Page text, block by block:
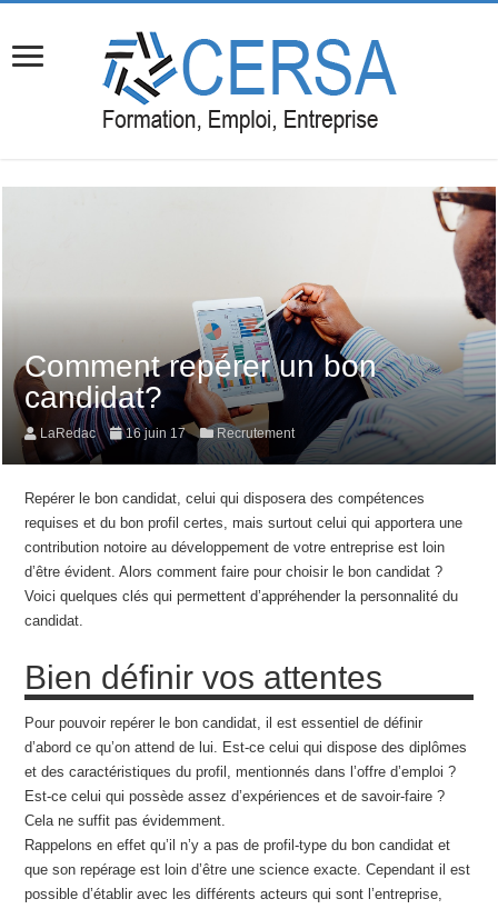
Comment repérer un bon
candidat?
LaRedac 16 juin 17 Recrutement
Repérer le bon candidat, celui qui disposera des compétences
requises et du bon profil certes, mais surtout celui qui apportera une
contribution notoire au développement de votre entreprise est loin
d’être évident. Alors comment faire pour choisir le bon candidat ?
Voici quelques clés qui permettent d’appréhender la personnalité du
candidat.
Bien définir vos attentes
Pour pouvoir repérer le bon candidat, il est essentiel de définir
d’abord ce qu’on attend de lui. Est-ce celui qui dispose des diplômes
et des caractéristiques du profil, mentionnés dans l’offre d’emploi ?
Est-ce celui qui possède assez d’expériences et de savoir-faire ?
Cela ne suffit pas évidemment.
Rappelons en effet qu’il n’y a pas de profil-type du bon candidat et
que son repérage est loin d’être une science exacte. Cependant il est
possible d’établir avec les différents acteurs qui sont l’entreprise,